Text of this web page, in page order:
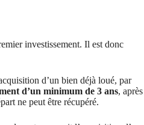
investissement. Il est donc
d’un bien déjà loué, par
d’un minimum de 3 ans, après
ne peut être récupéré.